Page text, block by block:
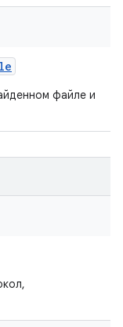
файле и